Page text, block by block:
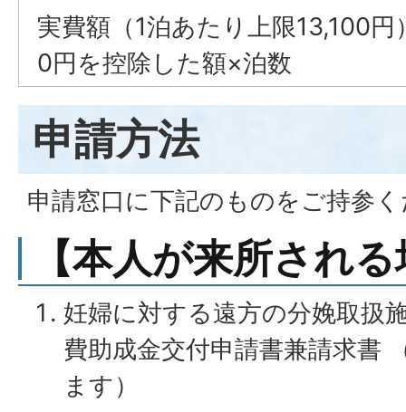
実費額（1泊あたり上限13,100
0円を控除した額×泊数
申請方法
申請窓口に下記のものをご持参
【本人が来所され
妊婦に対する遠方の分娩取扱
費助成金交付申請書兼請求書
ます）